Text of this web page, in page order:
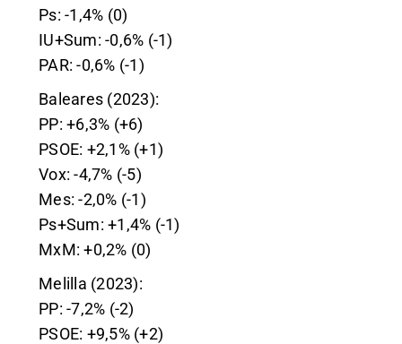
Ps: -1,4% (0)
IU+Sum: -0,6% (-1)
PAR: -0,6% (-1)
Baleares (2023):
PP: +6,3% (+6)
PSOE: +2,1% (+1)
Vox: -4,7% (-5)
Mes: -2,0% (-1)
Ps+Sum: +1,4% (-1)
MxM: +0,2% (0)
Melilla (2023):
PP: -7,2% (-2)
PSOE: +9,5% (+2)